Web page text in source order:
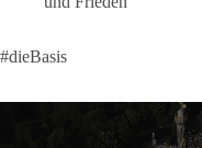
377
1 Tag zuvor
#dieBasis